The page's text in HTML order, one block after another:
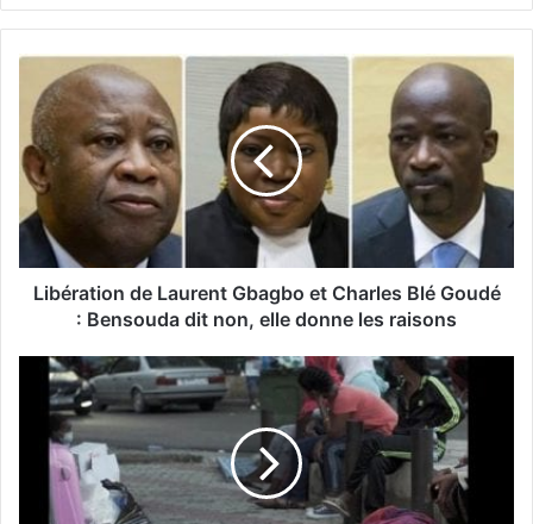
Libération de Laurent Gbagbo et Charles Blé Goudé
: Bensouda dit non, elle donne les raisons